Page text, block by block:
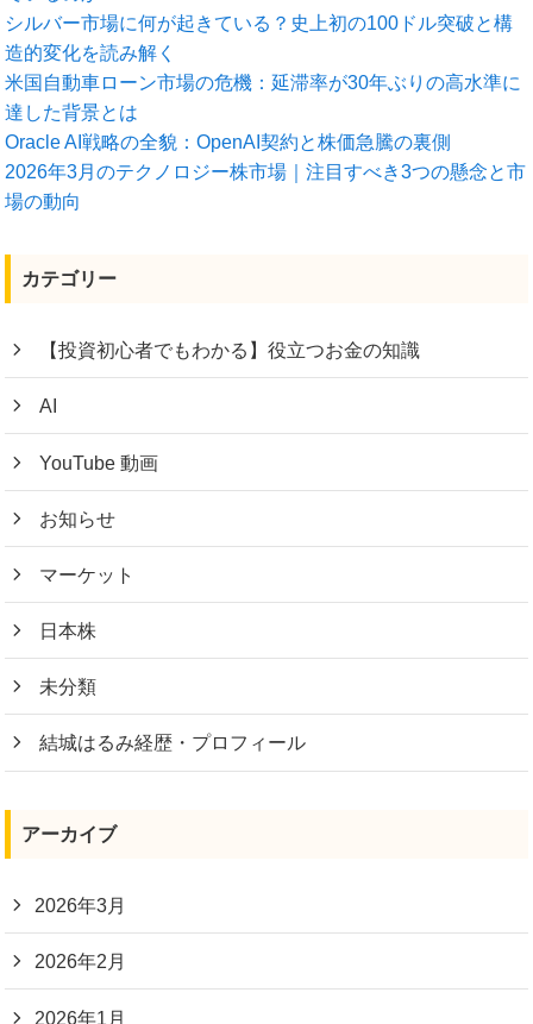
シルバー市場に何が起きている？史上初の100ドル突破と構
造的変化を読み解く
米国自動車ローン市場の危機：延滞率が30年ぶりの高水準に
達した背景とは
Oracle AI戦略の全貌：OpenAI契約と株価急騰の裏側
2026年3月のテクノロジー株市場｜注目すべき3つの懸念と市
場の動向
カテゴリー
【投資初心者でもわかる】役立つお金の知識
AI
YouTube 動画
お知らせ
マーケット
日本株
未分類
結城はるみ経歴・プロフィール
アーカイブ
2026年3月
2026年2月
2026年1月